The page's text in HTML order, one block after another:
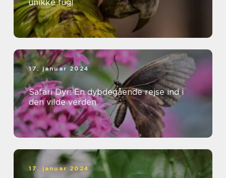
unikke fugl
17. januar 2024
Safari Dyr: En dybdegående rejse ind i
den vilde verden
17. januar 2024